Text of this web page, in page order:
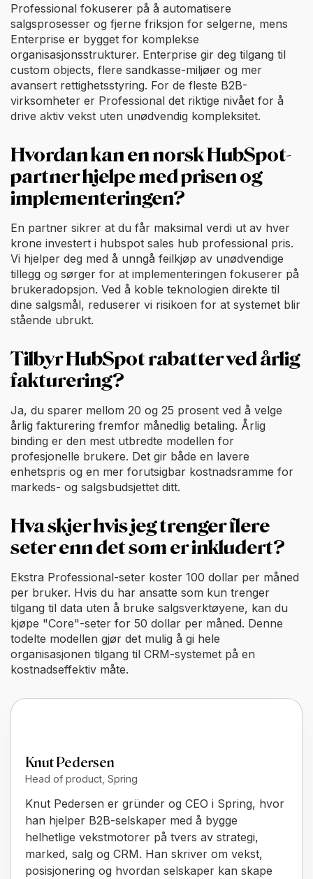
Professional fokuserer på å automatisere
salgsprosesser og fjerne friksjon for selgerne, mens
Enterprise er bygget for komplekse
organisasjonsstrukturer. Enterprise gir deg tilgang til
custom objects, flere sandkasse-miljøer og mer
avansert rettighetsstyring. For de fleste B2B-
virksomheter er Professional det riktige nivået for å
drive aktiv vekst uten unødvendig kompleksitet.
Hvordan kan en norsk HubSpot-
partner hjelpe med prisen og
implementeringen?
En partner sikrer at du får maksimal verdi ut av hver
krone investert i hubspot sales hub professional pris.
Vi hjelper deg med å unngå feilkjøp av unødvendige
tillegg og sørger for at implementeringen fokuserer på
brukeradopsjon. Ved å koble teknologien direkte til
dine salgsmål, reduserer vi risikoen for at systemet blir
stående ubrukt.
Tilbyr HubSpot rabatter ved årlig
fakturering?
Ja, du sparer mellom 20 og 25 prosent ved å velge
årlig fakturering fremfor månedlig betaling. Årlig
binding er den mest utbredte modellen for
profesjonelle brukere. Det gir både en lavere
enhetspris og en mer forutsigbar kostnadsramme for
markeds- og salgsbudsjettet ditt.
Hva skjer hvis jeg trenger flere
seter enn det som er inkludert?
Ekstra Professional-seter koster 100 dollar per måned
per bruker. Hvis du har ansatte som kun trenger
tilgang til data uten å bruke salgsverktøyene, kan du
kjøpe "Core"-seter for 50 dollar per måned. Denne
todelte modellen gjør det mulig å gi hele
organisasjonen tilgang til CRM-systemet på en
kostnadseffektiv måte.
Knut Pedersen
Head of product, Spring
Knut Pedersen er gründer og CEO i Spring, hvor
han hjelper B2B-selskaper med å bygge
helhetlige vekstmotorer på tvers av strategi,
marked, salg og CRM. Han skriver om vekst,
posisjonering og hvordan selskaper kan skape